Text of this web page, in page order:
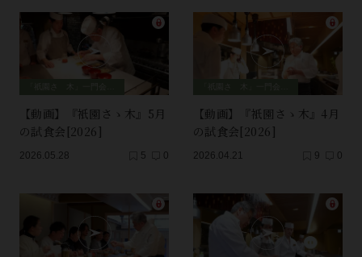
【動画】『衹園さゝ木』5月
の試食会[2026]
2026.05.28 5 0
【動画】『衹園さゝ木』4月
の試食会[2026]
2026.04.21 9 0